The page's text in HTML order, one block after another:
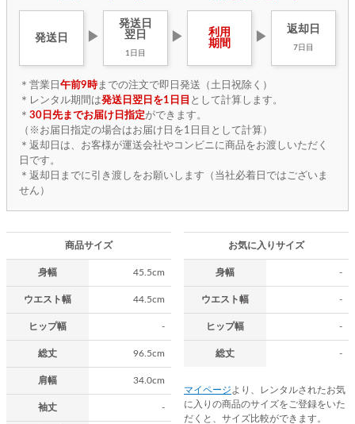
発送日 ▶
発送日
翌日
1日目
▶
利用
期間
▶
返却日
7日目
＊営業日 午前9時までの注文で即日発送（土日祝除く）
＊レンタル期間は発送日翌日を1日目 として計算します。
＊ 30日先までお届け日指定ができます。
（※お届日指定の場合はお届け日を1日目として計算）
＊返却日は、お客様が運送会社やコンビニに商品をお渡しいただく
日です。
＊返却日までに引き渡しをお願いします（当社必着日ではございま
せん）
商品サイズ
身幅 45.5cm
ウエスト幅 44.5cm
ヒップ幅 -
総丈 96.5cm
肩幅 34.0cm
袖丈 -
お気に入りサイズ
身幅 -
ウエスト幅 -
ヒップ幅 -
総丈 -
マイページ より、レンタルされたお気
に入りの商品のサイズをご登録をいた
だくと、サイズ比較ができます。